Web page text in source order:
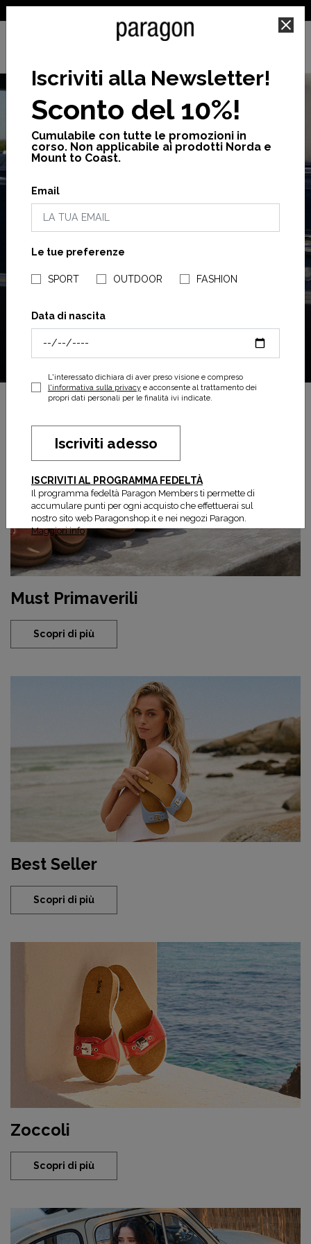
NEGOZI PARAGONSHOP
SALDI
FINO AL -50%
ACQUISTA ORA
Must Primaverili
Scopri di più
Best Seller
Scopri di più
Zoccoli
Scopri di più
Iscriviti alla Newsletter!
Sconto del 10%!
Cumulabile con tutte le promozioni in
corso. Non applicabile ai prodotti Norda e
Mount to Coast.
Email
Le tue preferenze
SPORT OUTDOOR FASHION
Data di nascita
L'interessato dichiara di aver preso visione e compreso
l'informativa sulla privacye acconsente al trattamento dei
propri dati personali per le finalità ivi indicate.
Iscriviti adesso
ISCRIVITI AL PROGRAMMA FEDELTÀ
Il programma fedeltà Paragon Members ti permette di
accumulare punti per ogni acquisto che effettuerai sul
nostro sito web Paragonshop.it e nei negozi Paragon.
Maggiori info